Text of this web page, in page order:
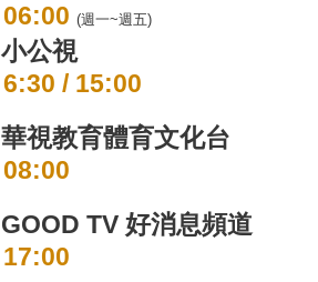
06:00 (週一~週五)
小公視
6:30 / 15:00
華視教育體育文化台
08:00
GOOD TV 好消息頻道
17:00